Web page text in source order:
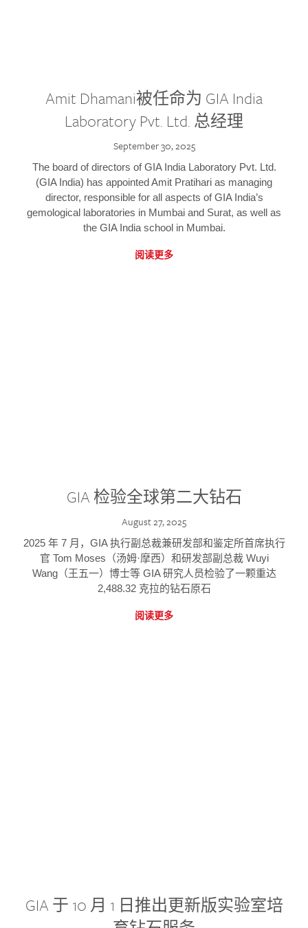
Amit Dhamani被任命为 GIA India
Laboratory Pvt. Ltd. 总经理
September 30, 2025
The board of directors of GIA India Laboratory Pvt. Ltd.
(GIA India) has appointed Amit Pratihari as managing
director, responsible for all aspects of GIA India’s
gemological laboratories in Mumbai and Surat, as well as
the GIA India school in Mumbai.
阅读更多
GIA 检验全球第二大钻石
August 27, 2025
2025 年 7 月，GIA 执行副总裁兼研发部和鉴定所首席执行
官 Tom Moses（汤姆·摩西）和研发部副总裁 Wuyi
Wang（王五一）博士等 GIA 研究人员检验了一颗重达
2,488.32 克拉的钻石原石
阅读更多
GIA 于 10 月 1 日推出更新版实验室培